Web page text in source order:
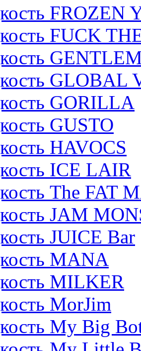
FROZEN
FUCK
GLOBAL
GORILLA
GUSTO
HAVOCS
ICE LAIR
The FAT
JAM
JUICE Bar
MANA
MILKER
MorJim
My Big